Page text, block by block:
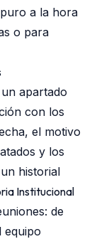
a la hora
o para
apartado
con los
el motivo
y los
historial
Institucional
de
equipo